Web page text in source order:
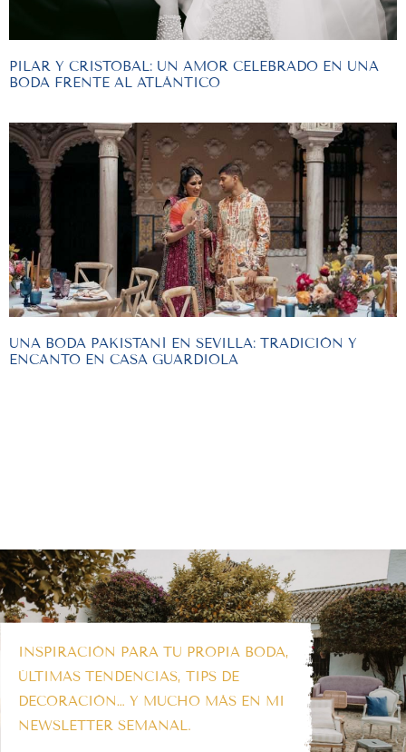
PILAR Y CRISTOBAL: UN AMOR CELEBRADO EN UNA
BODA FRENTE AL ATLÁNTICO
UNA BODA PAKISTANÍ EN SEVILLA: TRADICIÓN Y
ENCANTO EN CASA GUARDIOLA
INSPIRACIÓN PARA TU PROPIA BODA,
ÚLTIMAS TENDENCIAS, TIPS DE
DECORACIÓN… Y MUCHO MÁS EN MI
NEWSLETTER SEMANAL.